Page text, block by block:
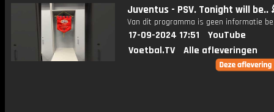
Juventus - PSV. Tonight will be..
Van dit programma is geen informatie
17-09-2024 17:51
YouTube
Voetbal.TV
Alle afleveringen